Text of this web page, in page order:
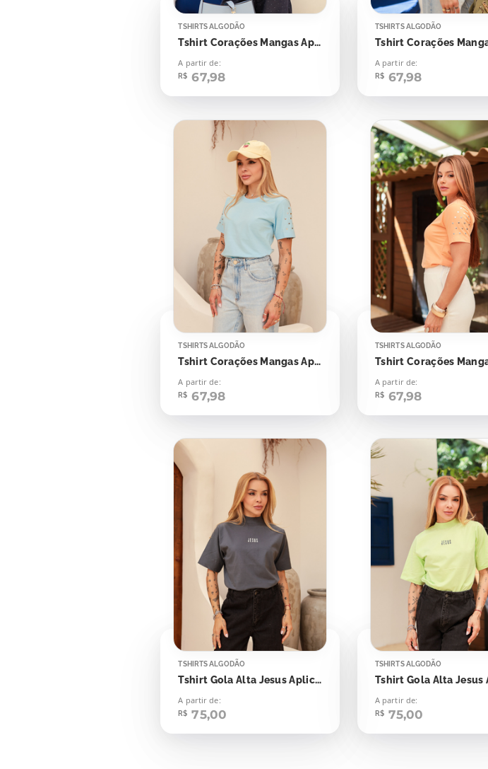
TSHIRTS ALGODÃO
Tshirt Corações Mangas Aplicação
A partir de:
R$ 67,98
TSHIRTS ALGODÃO
A partir de:
R$ 67,98
TSHIRTS ALGODÃO
Tshirt Corações Mangas Aplicação
A partir de:
R$ 67,98
TSHIRTS ALGODÃO
A partir de:
R$ 67,98
TSHIRTS ALGODÃO
Tshirt Gola Alta Jesus Aplicação
A partir de:
R$ 75,00
TSHIRTS ALGODÃO
A partir de:
R$ 75,00